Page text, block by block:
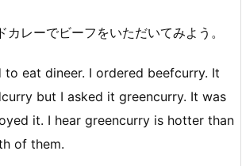
カレーでビーフをいただいてみよう。
to eat dineer. I ordered beefcurry. It
but I asked it greencurry. It was
it. I hear greencurry is hotter than
of them.